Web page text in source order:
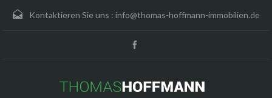
Kontaktieren Sie uns : info@thomas-hoffmann-immobilien.de